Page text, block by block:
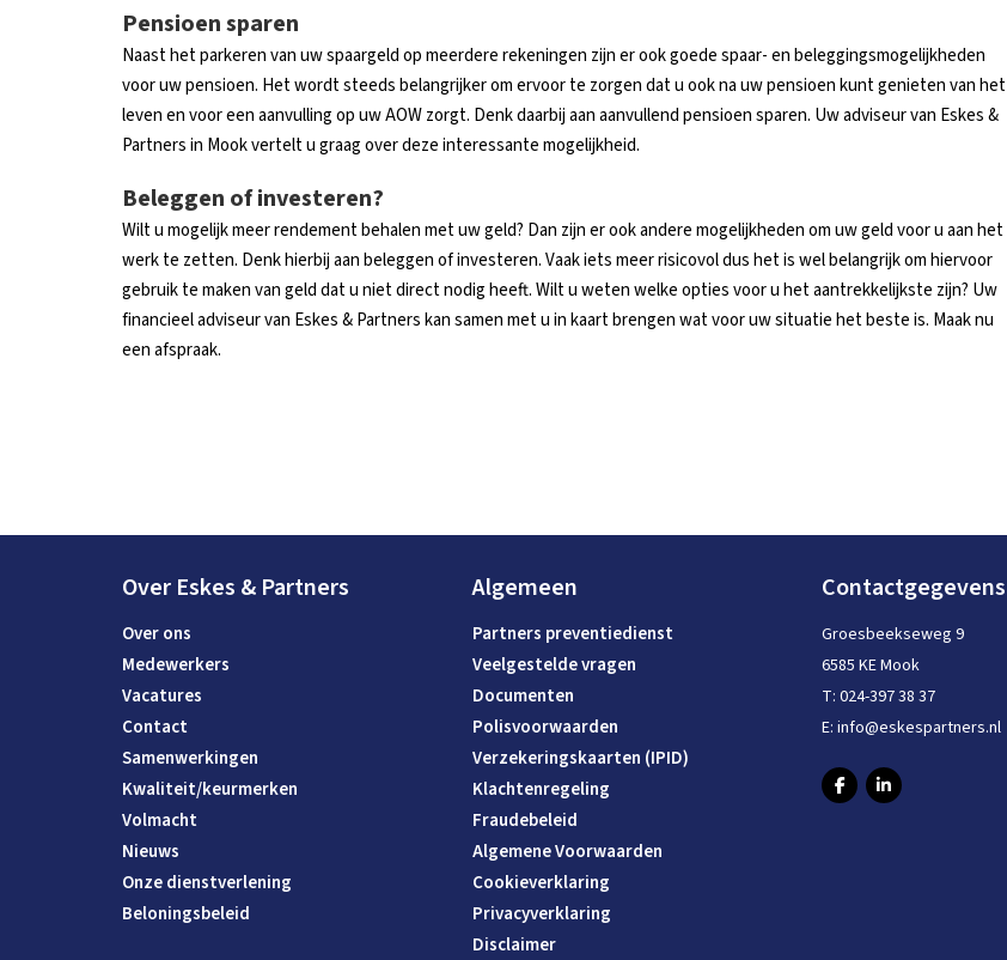
Pensioen sparen
Naast het parkeren van uw spaargeld op meerdere rekeningen zijn er ook goede spaar- en beleggingsmogelijkheden
voor uw pensioen. Het wordt steeds belangrijker om ervoor te zorgen dat u ook na uw pensioen kunt genieten van het
leven en voor een aanvulling op uw AOW zorgt. Denk daarbij aan aanvullend pensioen sparen. Uw adviseur van Eskes &
Partners in Mook vertelt u graag over deze interessante mogelijkheid.
Beleggen of investeren?
Wilt u mogelijk meer rendement behalen met uw geld? Dan zijn er ook andere mogelijkheden om uw geld voor u aan het
werk te zetten. Denk hierbij aan beleggen of investeren. Vaak iets meer risicovol dus het is wel belangrijk om hiervoor
gebruik te maken van geld dat u niet direct nodig heeft. Wilt u weten welke opties voor u het aantrekkelijkste zijn? Uw
financieel adviseur van Eskes & Partners kan samen met u in kaart brengen wat voor uw situatie het beste is. Maak nu
een afspraak.
Over Eskes & Partners
Over ons
Medewerkers
Vacatures
Contact
Samenwerkingen
Kwaliteit/keurmerken
Volmacht
Nieuws
Onze dienstverlening
Beloningsbeleid
Algemeen
Partners preventiedienst
Veelgestelde vragen
Documenten
Polisvoorwaarden
Verzekeringskaarten (IPID)
Klachtenregeling
Fraudebeleid
Algemene Voorwaarden
Cookieverklaring
Privacyverklaring
Disclaimer
Contactgegevens
Groesbeekseweg 9
6585 KE Mook
T: 024-397 38 37
E: info@eskespartners.nl